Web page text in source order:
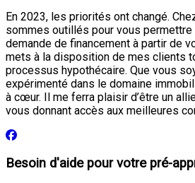
En 2023, les priorités ont changé.
sommes outillés pour vous
demande de financement à partir de
mets à la disposition de mes clients
processus hypothécaire. Que vous
expérimenté dans le domaine
à cœur. Il me ferra plaisir d’être un
vous donnant accès aux meilleures
Besoin d'aide pour votre pré-